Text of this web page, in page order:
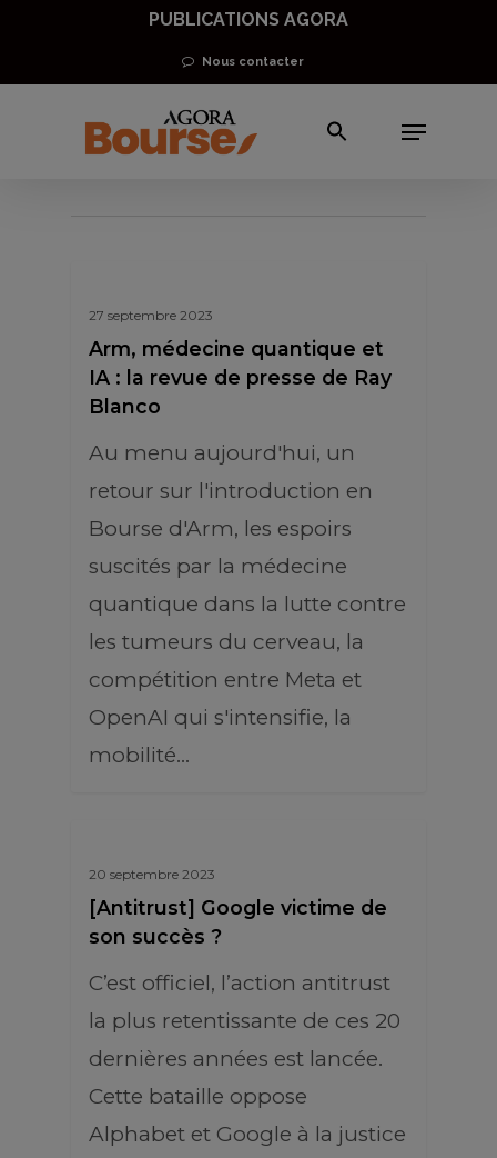
main
PUBLICATIONS AGORA
Nous contacter
Menu
Ray Blanco
27 septembre 2023
Arm, médecine quantique et
IA : la revue de presse de Ray
Blanco
Au menu aujourd'hui, un
retour sur l'introduction en
Bourse d'Arm, les espoirs
suscités par la médecine
quantique dans la lutte contre
les tumeurs du cerveau, la
compétition entre Meta et
OpenAI qui s'intensifie, la
mobilité…
20 septembre 2023
[Antitrust] Google victime de
son succès ?
C’est officiel, l’action antitrust
la plus retentissante de ces 20
dernières années est lancée.
Cette bataille oppose
Alphabet et Google à la justice